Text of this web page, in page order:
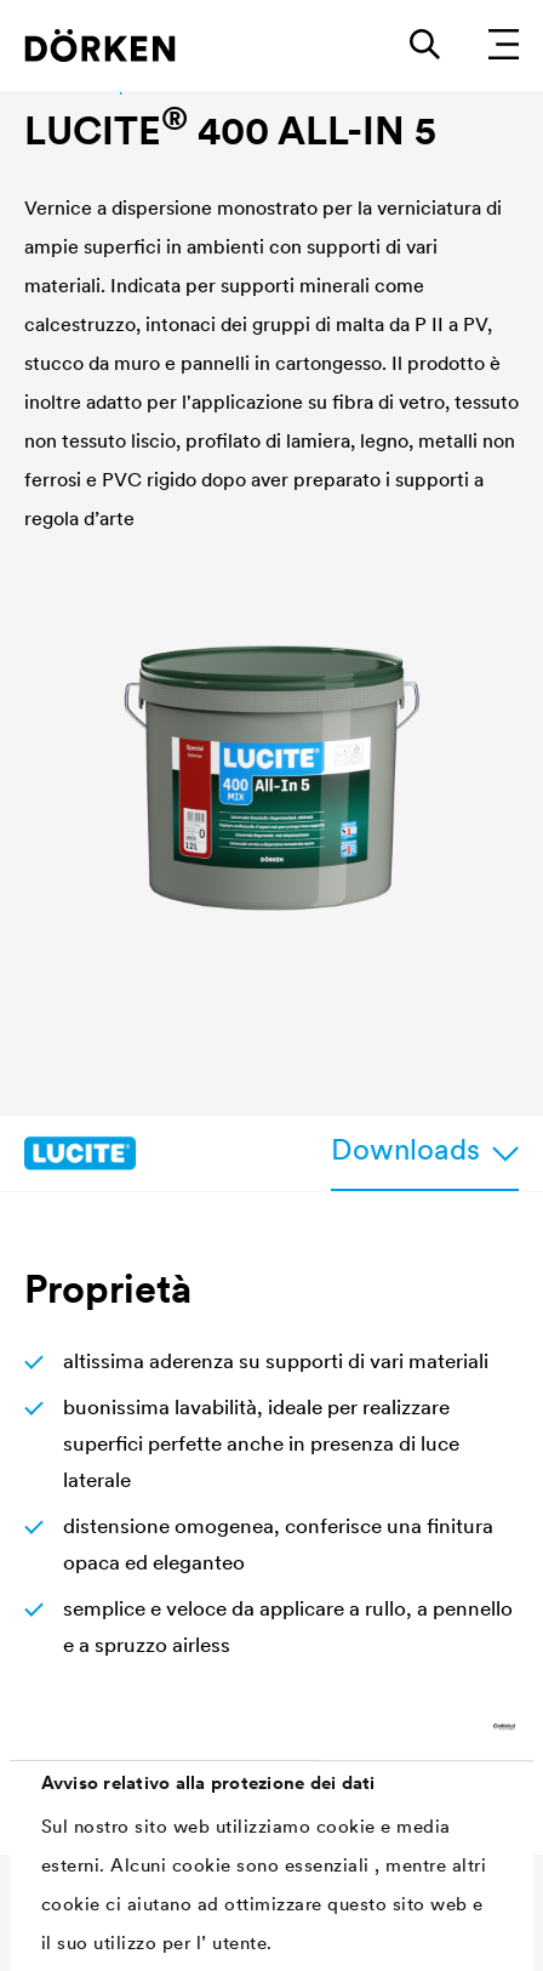
Avviso relativo alla protezione dei dati
Sul nostro sito web utilizziamo cookie e media
esterni. Alcuni cookie sono essenziali , mentre altri
cookie ci aiutano ad ottimizzare questo sito web e
il suo utilizzo per l’ utente.
LUCITE® 400 ALL-IN 5
Vernice a dispersione monostrato per la verniciatura di
ampie superfici in ambienti con supporti di vari
materiali. Indicata per supporti minerali come
calcestruzzo, intonaci dei gruppi di malta da P II a PV,
stucco da muro e pannelli in cartongesso. Il prodotto è
inoltre adatto per l'applicazione su fibra di vetro, tessuto
non tessuto liscio, profilato di lamiera, legno, metalli non
ferrosi e PVC rigido dopo aver preparato i supporti a
regola d’arte
Downloads
Proprietà
altissima aderenza su supporti di vari materiali
buonissima lavabilità, ideale per realizzare
superfici perfette anche in presenza di luce
laterale
distensione omogenea, conferisce una finitura
opaca ed eleganteo
semplice e veloce da applicare a rullo, a pennello
e a spruzzo airless
antincendio, sicurezza dei giocattoli ecc.)
Dati Tecnici